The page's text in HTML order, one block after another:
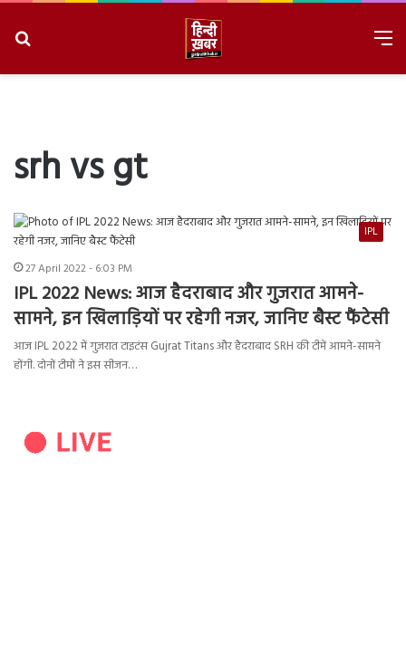
srh vs gt
IPL
27 April 2022 - 6:03 PM
IPL 2022 News: आज हैदराबाद और गुजरात आमने-
सामने, इन खिलाड़ियों पर रहेगी नजर, जानिए बैस्ट फैंटेसी
आज IPL 2022 में गुजरात टाइटंस Gujrat Titans और हैदराबाद SRH की टीमें आमने-सामने
होंगी. दोनों टीमों ने इस सीजन…